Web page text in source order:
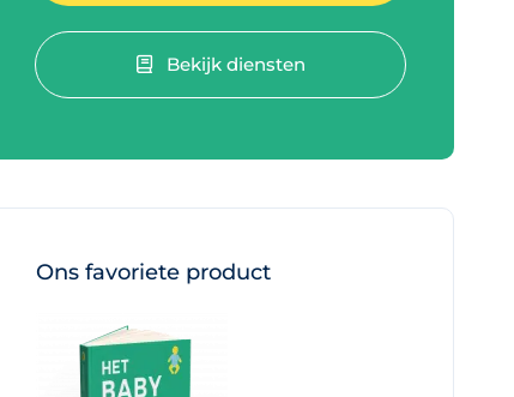
Bekijk diensten
Ons favoriete product